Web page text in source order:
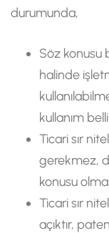
durumunda,
Söz konusu
halinde
kullanım belli
Ticari sır
gerekmez,
konusu
Ticari sır
açıktır,